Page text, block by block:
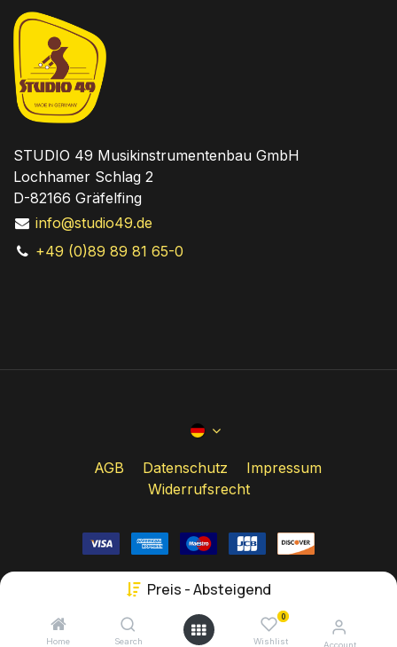
Preis - Absteigend
Home Search
0
Wishlist Account
STUDIO 49 Musikinstrumentenbau GmbH
Lochhamer Schlag 2
D-82166 Gräfelfing
info@studio49.de
+49 (0)89 89 81 65-0
AGB Datenschutz
Impressum
Widerrufsrecht